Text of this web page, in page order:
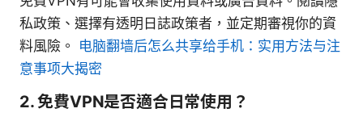
私政策、選擇有透明日誌政策者，並定期審視你的資
料風險。 电脑翻墙后怎么共享给手机：实用方法与注
意事项大揭密
2. 免費VPN是否適合日常使用？